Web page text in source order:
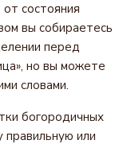
состояния
вы собираетесь
перед
но вы можете
словами.
богородичных
или